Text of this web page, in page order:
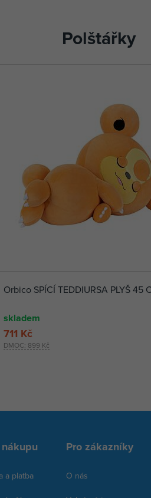
Polštářky
Orbico SPÍCÍ TEDDIURSA PLYŠ 45
skladem
DMOC: 899 Kč
711 Kč
a platba
Pro zákazníky
O nás